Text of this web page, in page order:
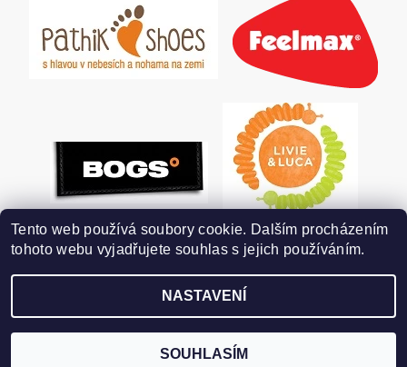
Vytvořil Shoptet
Tento web používá soubory cookie. Dalším procházením
tohoto webu vyjadřujete souhlas s jejich používáním.
NASTAVENÍ
SOUHLASÍM